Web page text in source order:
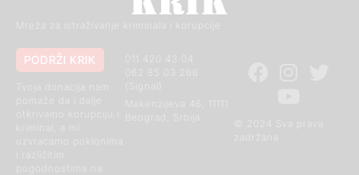
Mreža za istraživanje kriminala i korupcije
© 2024 Sva prava
011 420 43 04
Makenzijeva 46, 11111
PODRŽI KRIK
otkrivamo korupciju i
kriminal, a mi
uzvraćamo poklonima
i različitim
pogodnostima na